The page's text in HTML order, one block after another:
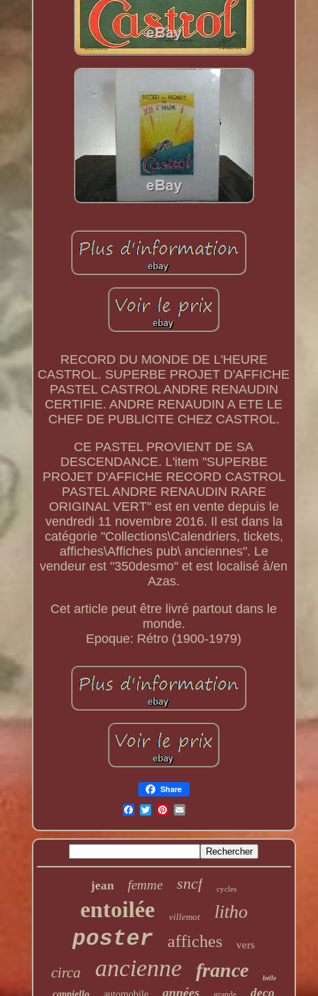
RECORD DU MONDE DE L'HEURE
CASTROL. SUPERBE PROJET D'AFFICHE
PASTEL CASTROL ANDRE RENAUDIN
CERTIFIE. ANDRE RENAUDIN A ETE LE
CHEF DE PUBLICITE CHEZ CASTROL.
CE PASTEL PROVIENT DE SA
DESCENDANCE. L'item "SUPERBE
PROJET D'AFFICHE RECORD CASTROL
PASTEL ANDRE RENAUDIN RARE
ORIGINAL VERT" est en vente depuis le
vendredi 11 novembre 2016. Il est dans la
catégorie "Collections\Calendriers, tickets,
affiches\Affiches pub\ anciennes". Le
vendeur est "350desmo" et est localisé à/en
Azas.
Cet article peut être livré partout dans le
monde.
Epoque: Rétro (1900-1979)
Share
jean femme sncf cycles
entoilée villemot litho
poster affiches vers
circa ancienne france belle
années deco